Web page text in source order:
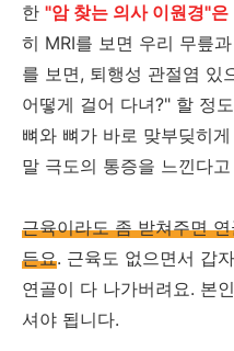
한 "암 찾는 의사 이원경"은
히 MRI를 보면 우리 무릎
를 보면, 퇴행성 관절염 있
어떻게 걸어 다녀?" 할 정
뼈와 뼈가 바로 맞부딪히
말 극도의 통증을 느낀다
근육이라도 좀 받쳐주면
든요. 근육도 없으면서 갑
연골이 다 나가버려요. 본
셔야 됩니다.